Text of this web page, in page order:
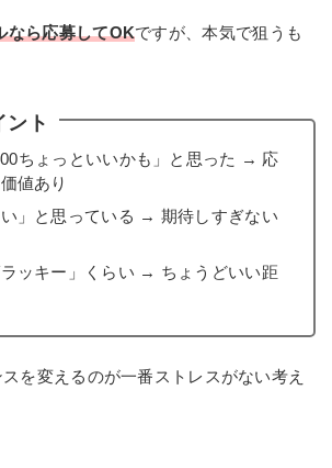
なら応募してOKですが、本気で狙うも
ント
ちょっといいかも」と思った → 応
値あり
い」と思っている → 期待しすぎない
ラッキー」くらい → ちょうどいい距
を変えるのが一番ストレスがない考え